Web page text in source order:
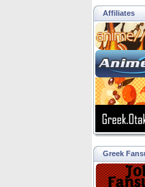
Affiliates
Greek